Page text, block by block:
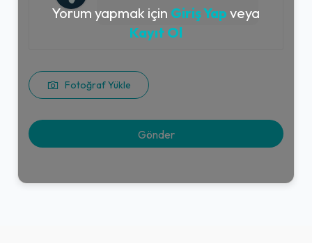
Fotoğraf Yükle
Yorum yapmak için Giriş Yap veya
Kayıt Ol